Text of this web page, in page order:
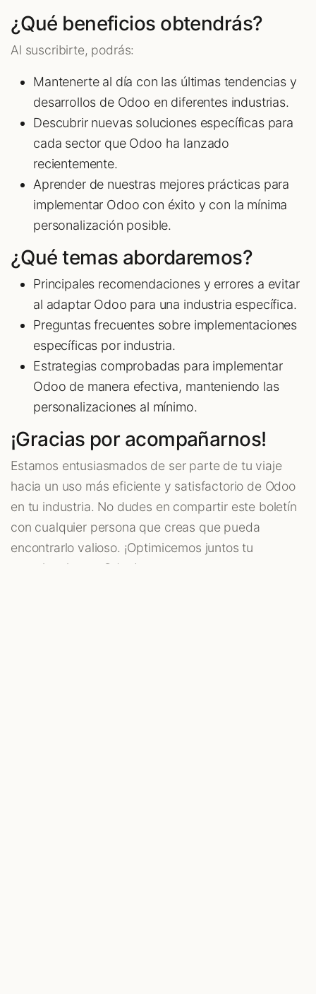
¿Qué beneficios obtendrás?
Al suscribirte, podrás:
Mantenerte al día con las últimas tendencias y
desarrollos de Odoo en diferentes industrias.
Descubrir nuevas soluciones específicas para
cada sector que Odoo ha lanzado
recientemente.
Aprender de nuestras mejores prácticas para
implementar Odoo con éxito y con la mínima
personalización posible.
¿Qué temas abordaremos?
Principales recomendaciones y errores a evitar
al adaptar Odoo para una industria específica.
Preguntas frecuentes sobre implementaciones
específicas por industria.
Estrategias comprobadas para implementar
Odoo de manera efectiva, manteniendo las
personalizaciones al mínimo.
¡Gracias por acompañarnos!
Estamos entusiasmados de ser parte de tu viaje
hacia un uso más eficiente y satisfactorio de Odoo
en tu industria. No dudes en compartir este boletín
con cualquier persona que creas que pueda
encontrarlo valioso. ¡Optimicemos juntos tu
experiencia con Odoo!